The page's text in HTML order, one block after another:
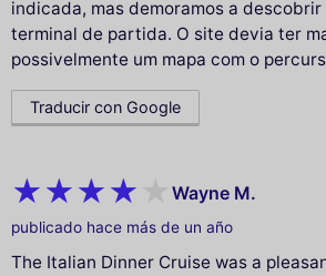
indicada, mas demoramos a
terminal de partida. O site devia ter
possivelmente um mapa com o
Traducir con Google
Wayne M.
publicado hace más de un año
The Italian Dinner Cruise was a